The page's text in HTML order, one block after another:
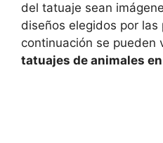
del tatuaje sean
diseños elegidos por las
continuación se pueden
tatuajes de animales